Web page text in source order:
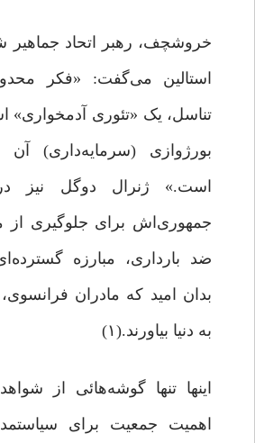
خروشچف، رهبر اتحاد جماهیر
استالین می‌گفت: «فکر
تناسل، یک «تئوری آدمخواری»
بورژوازی (سرمایه‌داری) آن
است.» ژنرال دوگل نیز
جمهوری‌اش برای جلوگیری
ضد بارداری، مبارزه‌
بدان امید که مادران
به دنیا بیاورند.(۱)
اینها تنها گوشه‌هائی از
اهمیت جمعیت برای